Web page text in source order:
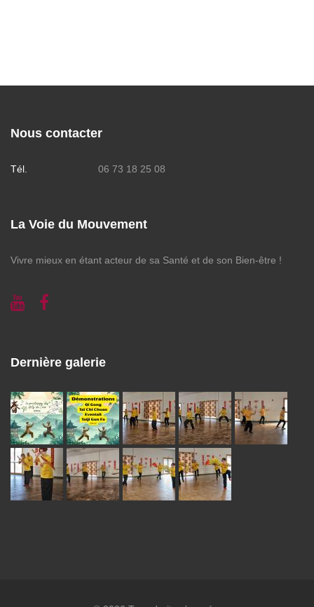
Nous contacter
Tél. 06 73 18 25 08
La Voie du Mouvement
Vivre mieux en étant acteur de sa Santé et de son Bien-être !
Dernière galerie